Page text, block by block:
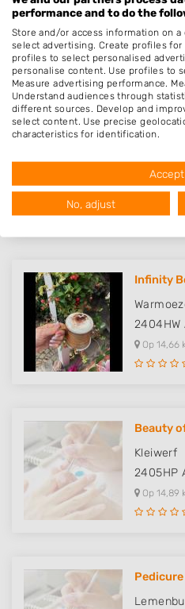
2401DN
Op 13,96
BY Mandy
2151BM
Infinity
2404HW
Op 14,66
Beauty
Kleiwerf
2405HP
Op 14,89
performance and to do the
Store and/or access information on
select advertising. Create profiles
profiles to select personalised
personalise content. Use profiles to
Measure advertising performance.
Understand audiences through
different sources. Develop and
select content. Use precise
characteristics for identification.
USA.
Your consent and the cookie policy
View Partner List (1016 IAB
We use your data for the following
IAB processing purposes:
Use limited data to select
Create profiles for
Use profiles to select
advertising
Use profiles to select
Measure advertising
Measure content performance
Develop and improve
Accept
No, adjust